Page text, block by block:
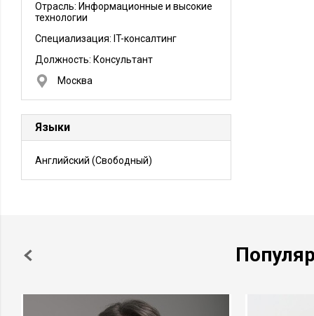
Отрасль: Информационные и высокие
технологии
Специализация: IT-консалтинг
Должность: Консультант
Москва
Языки
Английский (Свободный)